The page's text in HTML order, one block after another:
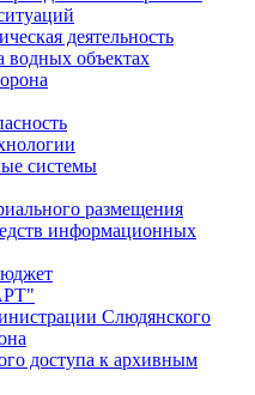
деятельность
водных объектах
системы
размещения
информационных
Слюдянского
доступа к архивным